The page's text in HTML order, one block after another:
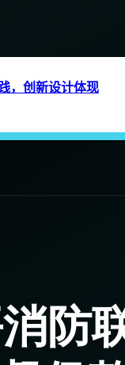
，创新设计体现